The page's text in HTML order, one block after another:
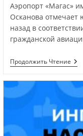
Аэропорт «Магас»
Осканова отмечает
назад в
гражданской
Продолжить Чтение